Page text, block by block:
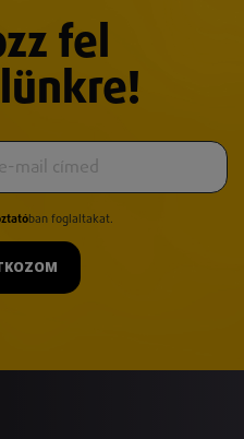
fel
ban foglaltakat.